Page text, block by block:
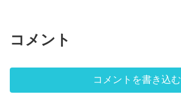
コメント
コメントを書き込む